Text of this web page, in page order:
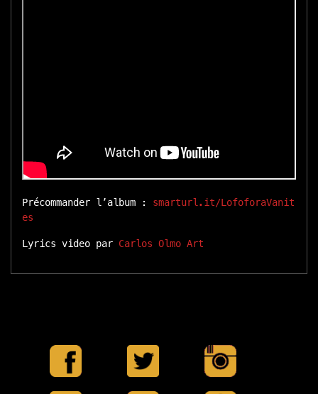
Précommander l’album : smarturl.it/LofoforaVanit
es
Lyrics video par Carlos Olmo Art